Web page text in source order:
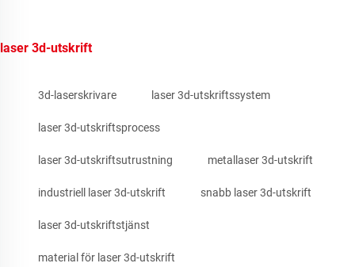
laser 3d-utskrift
3d-laserskrivare laser 3d-utskriftssystem
laser 3d-utskriftsprocess
laser 3d-utskriftsutrustning metallaser 3d-utskrift
industriell laser 3d-utskrift snabb laser 3d-utskrift
laser 3d-utskriftstjänst
material för laser 3d-utskrift